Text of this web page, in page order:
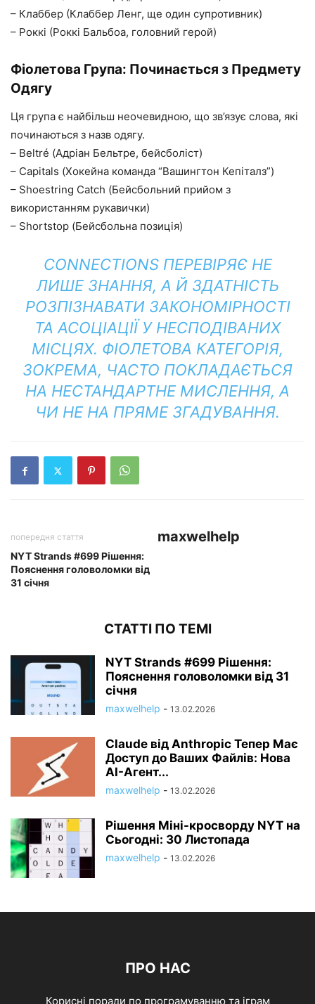
– Клаббер (Клаббер Ленг, ще один супротивник)
– Роккі (Роккі Бальбоа, головний герой)
Фіолетова Група: Починається з Предмету
Одягу
Ця група є найбільш неочевидною, що зв’язує слова, які
починаються з назв одягу.
– Beltré (Адріан Бельтре, бейсболіст)
– Capitals (Хокейна команда “Вашингтон Кепіталз”)
– Shoestring Catch (Бейсбольний прийом з
використанням рукавички)
– Shortstop (Бейсбольна позиція)
CONNECTIONS ПЕРЕВІРЯЄ НЕ
ЛИШЕ ЗНАННЯ, А Й ЗДАТНІСТЬ
РОЗПІЗНАВАТИ ЗАКОНОМІРНОСТІ
ТА АСОЦІАЦІЇ У НЕСПОДІВАНИХ
МІСЦЯХ. ФІОЛЕТОВА КАТЕГОРІЯ,
ЗОКРЕМА, ЧАСТО ПОКЛАДАЄТЬСЯ
НА НЕСТАНДАРТНЕ МИСЛЕННЯ, А
ЧИ НЕ НА ПРЯМЕ ЗГАДУВАННЯ.
попередня стаття
NYT Strands #699 Рішення:
Пояснення головоломки від
31 січня
maxwelhelp
СТАТТІ ПО ТЕМІ
NYT Strands #699 Рішення:
Пояснення головоломки від 31
січня
maxwelhelp - 13.02.2026
Claude від Anthropic Тепер Має
Доступ до Ваших Файлів: Нова
AI-Агент...
maxwelhelp - 13.02.2026
Рішення Міні-кросворду NYT на
Сьогодні: 30 Листопада
maxwelhelp - 13.02.2026
ПРО НАС
Корисні поради по програмуванню та іграм